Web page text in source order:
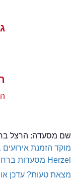
שם מסעדה: הרצל
מוקד הזמנת
Herzel מסעדות
מצאת טעות? עדכן